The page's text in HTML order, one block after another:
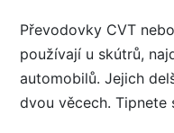
Převodovky CVT
používají u skútrů,
automobilů. Jejich
dvou věcech.